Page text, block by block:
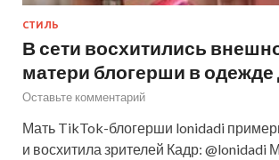
СТИЛЬ
В сети восхитились
матери блогерши в одежде
Оставьте комментарий
Мать TikTok-блогерши lonidadi
и восхитила зрителей Кадр: @lonidadi